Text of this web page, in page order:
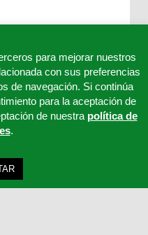
para mejorar nuestros
con sus preferencias
de navegación. Si continúa
para la aceptación de
de nuestra política de
.